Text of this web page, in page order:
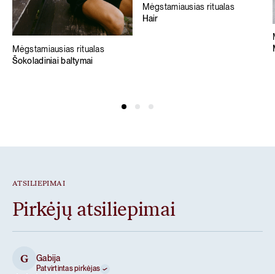
Mėgstamiausias ritualas
Šokoladiniai baltymai
Mėgstamiausias ritualas
Hair
ATSILIEPIMAI
Pirkėjų atsiliepimai
G Gabija
Patvirtintas pirkėjas